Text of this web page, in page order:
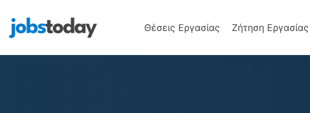
Θέσεις Εργασίας Ζήτηση Εργασίας